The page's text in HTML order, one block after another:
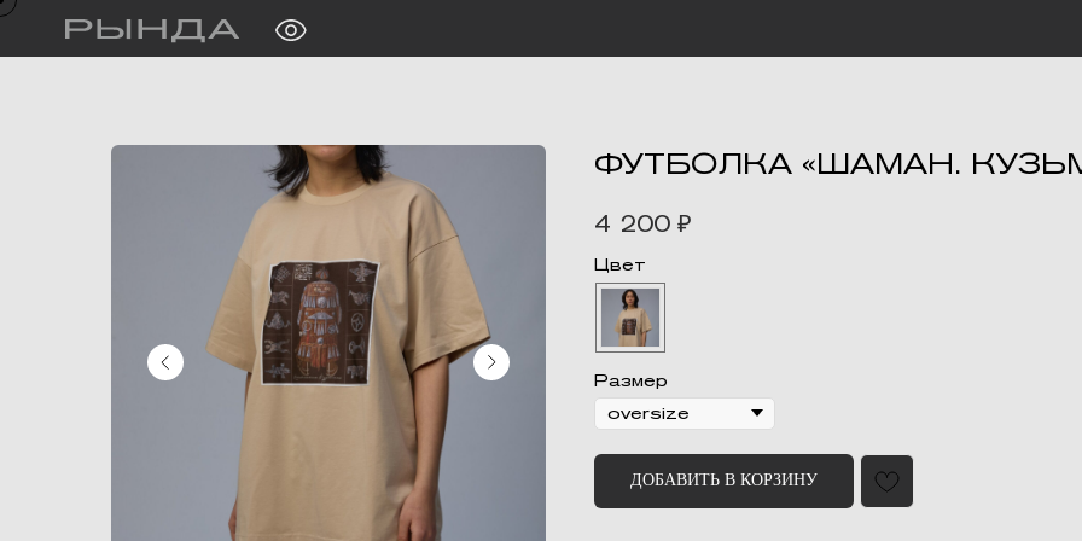
ФУТБОЛКА «ШАМАН.
4 200 ₽
Цвет
Размер
ДОБАВИТЬ В КОРЗИНУ